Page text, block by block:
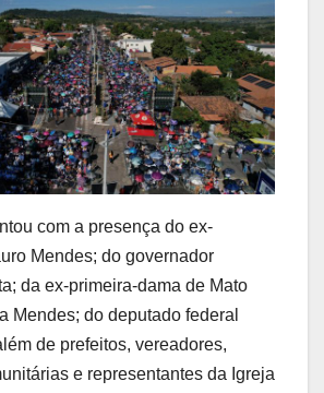
com a presença do ex-
Mendes; do governador
da ex-primeira-dama de Mato
Mendes; do deputado federal
de prefeitos, vereadores,
e representantes da Igreja